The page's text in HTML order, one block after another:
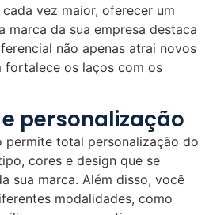
vez maior, oferecer um
marca da sua empresa destaca
não apenas atrai novos
fortalece os laços com os
personalização
permite total personalização do
cores e design que se
sua marca. Além disso, você
modalidades, como